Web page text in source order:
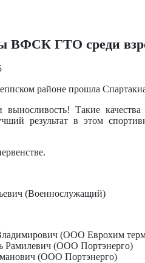
ВФСК ГТО среди
районе прошла
выносливость! Такие
результат в этом
(Военнослужащий)
(ООО Еврохим
Рамилевич (ООО Портэнерго)
(ООО Портэнерго)